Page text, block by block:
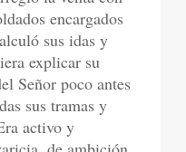
encargados
sus idas y
explicar su
Señor poco antes
sus tramas y
activo y